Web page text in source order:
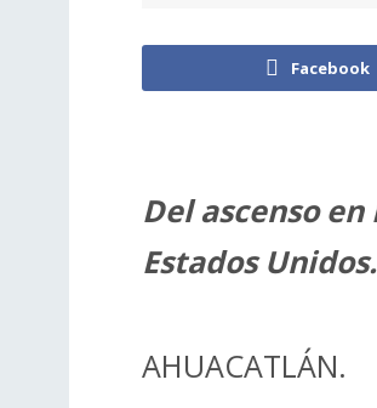
Facebook
Del ascenso
Estados Unidos.
AHUACATLÁN.